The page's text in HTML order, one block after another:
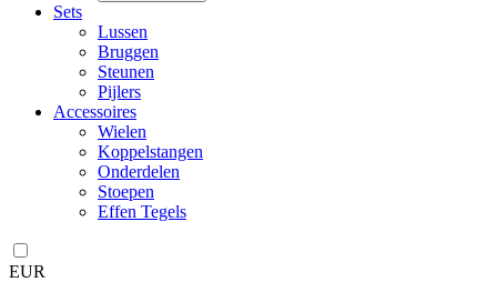
Sets
Lussen
Bruggen
Steunen
Pijlers
Accessoires
Wielen
Koppelstangen
Onderdelen
Stoepen
Effen Tegels
EUR